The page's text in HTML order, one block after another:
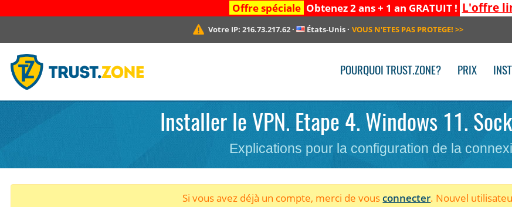
Offre spéciale Obtenez 2 ans + 1 an GRATUIT ! L'offre
Votre IP:216.73.217.62 · États-Unis · VOUS N'ETES PAS PROTEGE! >>
POURQUOI TRUST.ZONE? PRIX
Installer le VPN. Etape 4. Windows 11.
Explications pour la configuration de la
Si vous avez déjà un compte, merci de vousconnecter. Nouvel